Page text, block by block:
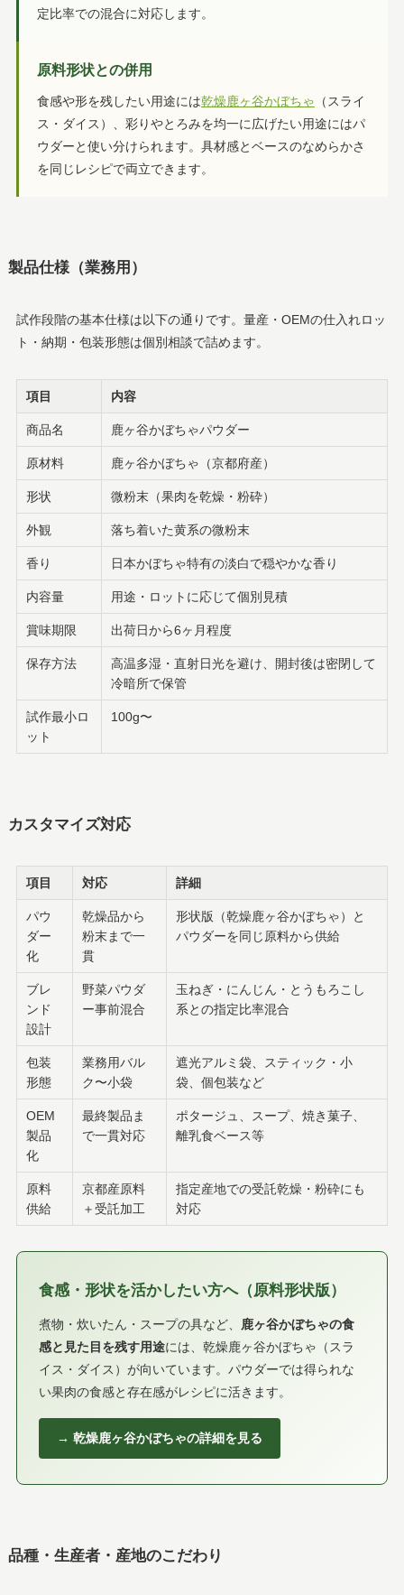
定比率での混合に対応します。
原料形状との併用
食感や形を残したい用途には乾燥鹿ヶ谷かぼちゃ （スライ
ス・ダイス）、彩りやとろみを均一に広げたい用途にはパ
ウダーと使い分けられます。具材感とベースのなめらかさ
を同じレシピで両立できます。
製品仕様（業務用）
試作段階の基本仕様は以下の通りです。量産・OEMの仕入れロッ
ト・納期・包装形態は個別相談で詰めます。
項目 内容
商品名 鹿ヶ谷かぼちゃパウダー
原材料 鹿ヶ谷かぼちゃ（京都府産）
形状 微粉末（果肉を乾燥・粉砕）
外観 落ち着いた黄系の微粉末
香り 日本かぼちゃ特有の淡白で穏やかな香り
内容量 用途・ロットに応じて個別見積
賞味期限 出荷日から6ヶ月程度
保存方法
高温多湿・直射日光を避け、開封後は密閉して
冷暗所で保管
試作最小ロ
ット
100g〜
カスタマイズ対応
項目 対応 詳細
パウ
ダー
化
乾燥品から
粉末まで一
貫
形状版（乾燥鹿ヶ谷かぼちゃ）と
パウダーを同じ原料から供給
ブレ
ンド
設計
野菜パウダ
ー事前混合
玉ねぎ・にんじん・とうもろこし
系との指定比率混合
包装
形態
業務用バル
ク〜小袋
遮光アルミ袋、スティック・小
袋、個包装など
OEM
製品
化
最終製品ま
で一貫対応
ポタージュ、スープ、焼き菓子、
離乳食ベース等
原料
供給
京都産原料
＋受託加工
指定産地での受託乾燥・粉砕にも
対応
食感・形状を活かしたい方へ（原料形状版）
煮物・炊いたん・スープの具など、
鹿ヶ谷かぼちゃの食
感と見た目を残す用途には、乾燥鹿ヶ谷かぼちゃ（スラ
イス・ダイス）が向いています。パウダーでは得られな
い果肉の食感と存在感がレシピに活きます。
→ 乾燥鹿ヶ谷かぼちゃの詳細を見る
品種・生産者・産地のこだわり